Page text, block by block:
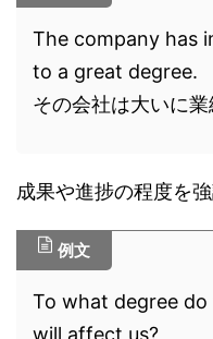
The company has
to a great degree.
その会社は大いに業
成果や進捗の程度を
例文
To what degree